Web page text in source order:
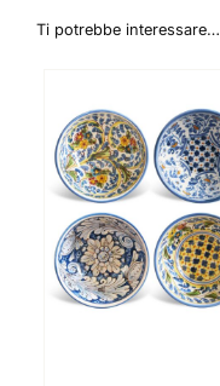
Ti potrebbe interessare…